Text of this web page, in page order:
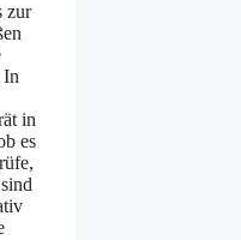
zur
In
in
es